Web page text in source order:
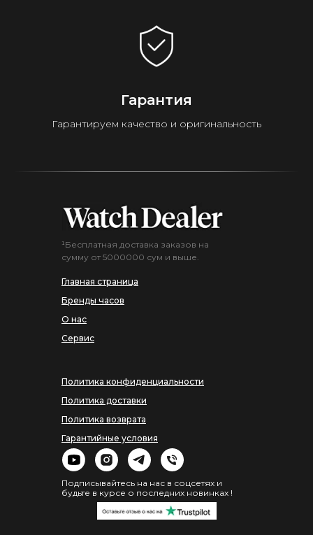
Гарантия
Гарантируем качество и оригинальность
Подписывайтесь на нас в соцсетях и
будьте в курсе о последних новинках !
Главная страница
Бренды часов
О нас
Сервис
¹Бесплатная доставка заказов на
сумму от 5000000 сум и выше.
Политика конфиденциальности
Политика доставки
Политика возврата
Гарантийные условия